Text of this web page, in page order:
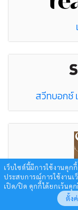
สวีทบอกซ์
เว็บไซต์นี้มีการใช้งานคุก
ประสบการณ์การใช้งาน
เปิด/ปิด คุกกี้ได้ยกเว้นคุ
ตั้ง